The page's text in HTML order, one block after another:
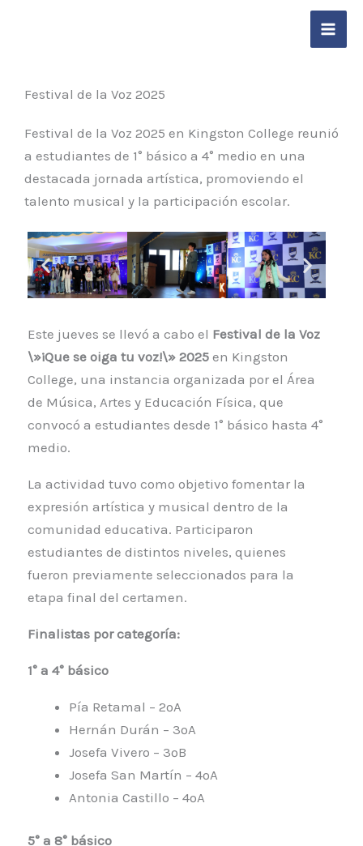
Festival de la Voz 2025
Festival de la Voz 2025 en Kingston College reunió
a estudiantes de 1° básico a 4° medio en una
destacada jornada artística, promoviendo el
talento musical y la participación escolar.
Este jueves se llevó a cabo el Festival de la Voz
\»¡Que se oiga tu voz!\» 2025 en Kingston
College, una instancia organizada por el Área
de Música, Artes y Educación Física, que
convocó a estudiantes desde 1° básico hasta 4°
medio.
La actividad tuvo como objetivo fomentar la
expresión artística y musical dentro de la
comunidad educativa. Participaron
estudiantes de distintos niveles, quienes
fueron previamente seleccionados para la
etapa final del certamen.
Finalistas por categoría:
1° a 4° básico
Pía Retamal – 2ºA
Hernán Durán – 3ºA
Josefa Vivero – 3ºB
Josefa San Martín – 4ºA
Antonia Castillo – 4ºA
5° a 8° básico